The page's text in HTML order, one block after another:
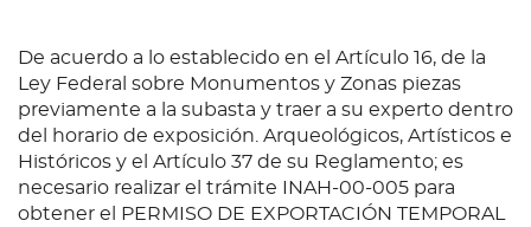
descontinuada y a partir de 2019 solo se podía
comprar con el brazalete Jubilee. El cambio propicio
a que se comenzara a hacer una distinción por el
brazalete y que a los Rolex GMT con bisel azul con
negro y brazalete Jubilee se les conociera como
“BATGIRL”, mientras que a los que tienen el
brazalete Oyster, se les conoce como “BATMAN”. Sin
De acuerdo a lo establecido en el Artículo 16, de la
Ley Federal sobre Monumentos y Zonas piezas
previamente a la subasta y traer a su experto dentro
del horario de exposición. Arqueológicos, Artísticos e
Históricos y el Artículo 37 de su Reglamento; es
necesario realizar el trámite INAH-00-005 para
obtener el PERMISO DE EXPORTACIÓN TEMPORAL